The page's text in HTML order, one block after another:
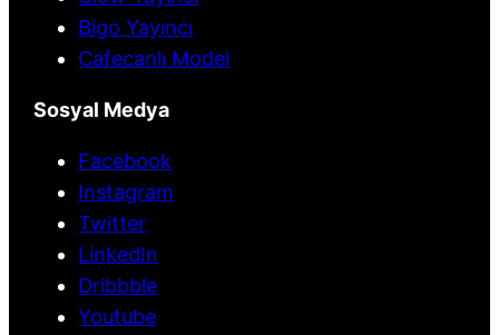
Bigo Yayıncı
Cafecanlı Model
Sosyal Medya
Facebook
Instagram
Twitter
LinkedIn
Dribbble
Youtube